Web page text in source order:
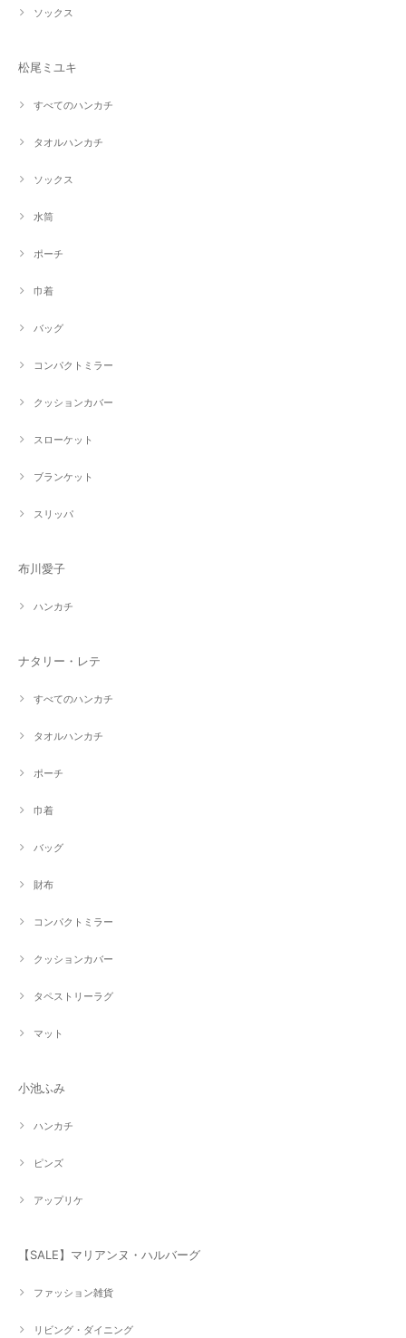
ソックス
松尾ミユキ
すべてのハンカチ
タオルハンカチ
ソックス
水筒
ポーチ
巾着
バッグ
コンパクトミラー
クッションカバー
スローケット
ブランケット
スリッパ
布川愛子
ハンカチ
ナタリー・レテ
すべてのハンカチ
タオルハンカチ
ポーチ
巾着
バッグ
財布
コンパクトミラー
クッションカバー
タペストリーラグ
マット
小池ふみ
ハンカチ
ピンズ
アップリケ
【SALE】マリアンヌ・ハルバーグ
ファッション雑貨
リビング・ダイニング